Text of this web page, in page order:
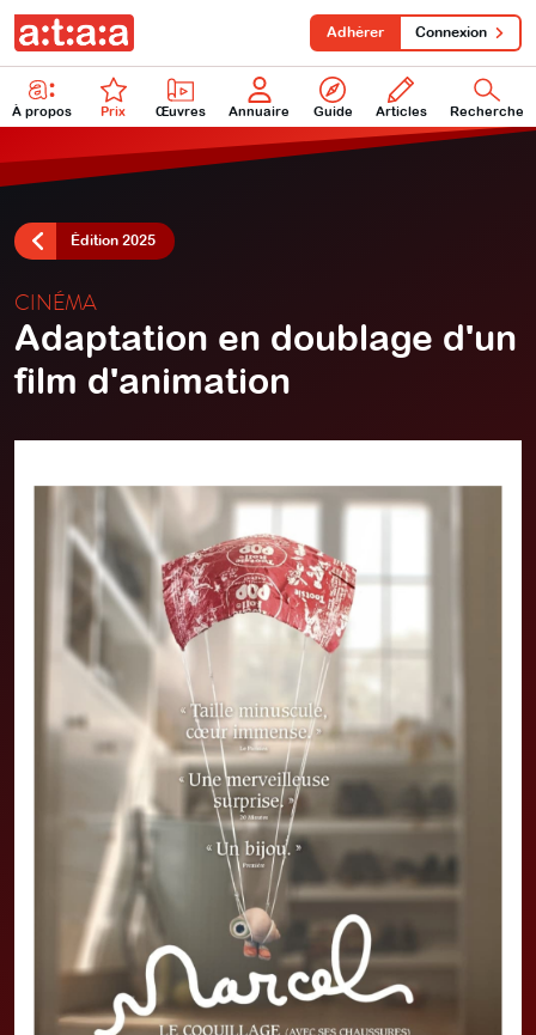
À propos Prix Œuvres Annuaire Guide Articles Recherche
Adhérer Connexion
Édition 2025
CINÉMA
Adaptation en doublage d'un
film d'animation